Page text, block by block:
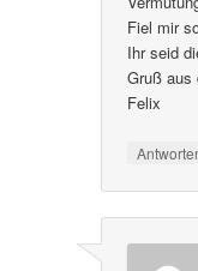
Fiel mir
Ihr seid
Gruß aus
Felix